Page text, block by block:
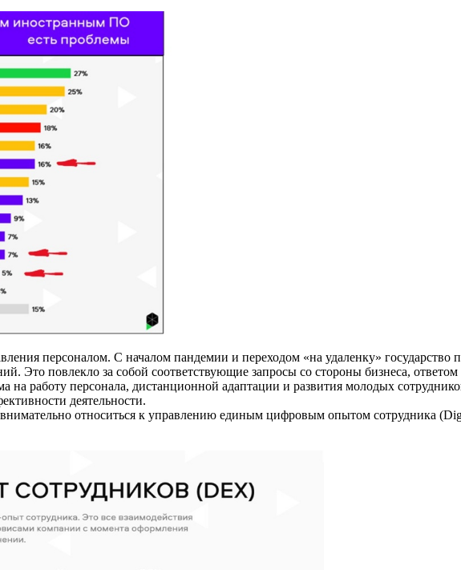
персоналом. С началом пандемии и переходом «на удаленку» государство
Это повлекло за собой соответствующие запросы со стороны бизнеса,
на работу персонала, дистанционной адаптации и развития молодых
деятельности.
относиться к управлению единым цифровым опытом сотрудника